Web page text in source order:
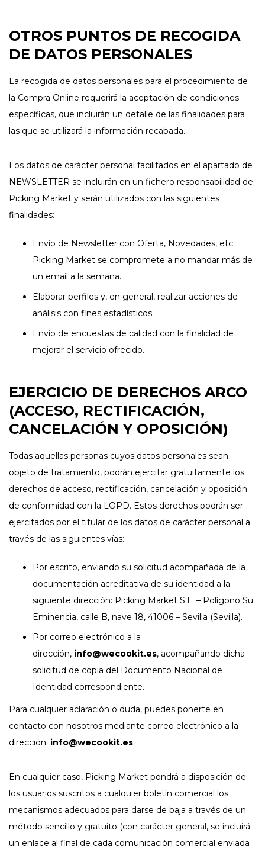
OTROS PUNTOS DE RECOGIDA
DE DATOS PERSONALES
La recogida de datos personales para el procedimiento de
la Compra Online requerirá la aceptación de condiciones
específicas, que incluirán un detalle de las finalidades para
las que se utilizará la información recabada.
Los datos de carácter personal facilitados en el apartado de
NEWSLETTER se incluirán en un fichero responsabilidad de
Picking Market y serán utilizados con las siguientes
finalidades:
Envío de Newsletter con Oferta, Novedades, etc.
Picking Market se compromete a no mandar más de
un email a la semana.
Elaborar perfiles y, en general, realizar acciones de
análisis con fines estadísticos.
Envío de encuestas de calidad con la finalidad de
mejorar el servicio ofrecido.
EJERCICIO DE DERECHOS ARCO
(ACCESO, RECTIFICACIÓN,
CANCELACIÓN Y OPOSICIÓN)
Todas aquellas personas cuyos datos personales sean
objeto de tratamiento, podrán ejercitar gratuitamente los
derechos de acceso, rectificación, cancelación y oposición
de conformidad con la LOPD. Estos derechos podrán ser
ejercitados por el titular de los datos de carácter personal a
través de las siguientes vías:
Por escrito, enviando su solicitud acompañada de la
documentación acreditativa de su identidad a la
siguiente dirección: Picking Market S.L. – Polígono Su
Eminencia, calle B, nave 18, 41006 – Sevilla (Sevilla).
Por correo electrónico a la
dirección, info@wecookit.es, acompañando dicha
solicitud de copia del Documento Nacional de
Identidad correspondiente.
Para cualquier aclaración o duda, puedes ponerte en
contacto con nosotros mediante correo electrónico a la
dirección: info@wecookit.es.
En cualquier caso, Picking Market pondrá a disposición de
los usuarios suscritos a cualquier boletín comercial los
mecanismos adecuados para darse de baja a través de un
método sencillo y gratuito (con carácter general, se incluirá
un enlace al final de cada comunicación comercial enviada